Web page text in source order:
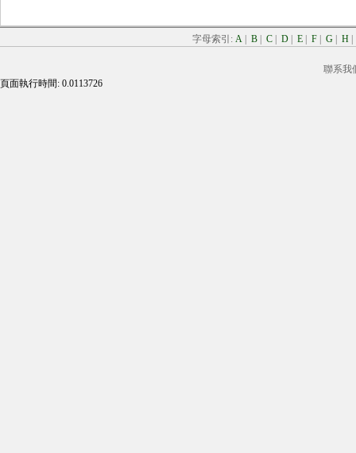
字母索引: A B C D E F G H
聯系我
頁面執行時間: 0.0113726